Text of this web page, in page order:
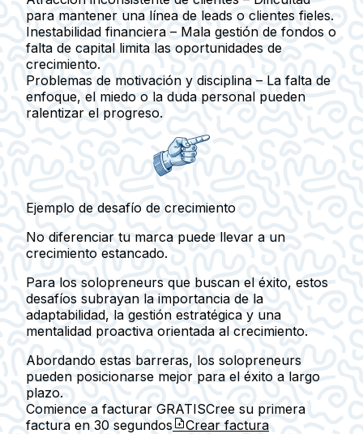
para mantener una línea de leads o clientes fieles.
Inestabilidad financiera – Mala gestión de fondos o
falta de capital limita las oportunidades de
crecimiento.
Problemas de motivación y disciplina – La falta de
enfoque, el miedo o la duda personal pueden
ralentizar el progreso.
Ejemplo de desafío de crecimiento
No diferenciar tu marca puede llevar a un
crecimiento estancado.
Para los solopreneurs que buscan el éxito, estos
desafíos subrayan la importancia de la
adaptabilidad, la gestión estratégica y una
mentalidad proactiva orientada al crecimiento.
Abordando estas barreras, los solopreneurs
pueden posicionarse mejor para el éxito a largo
plazo.
Comience a facturar GRATISCree su primera
factura en 30 segundos Crear factura